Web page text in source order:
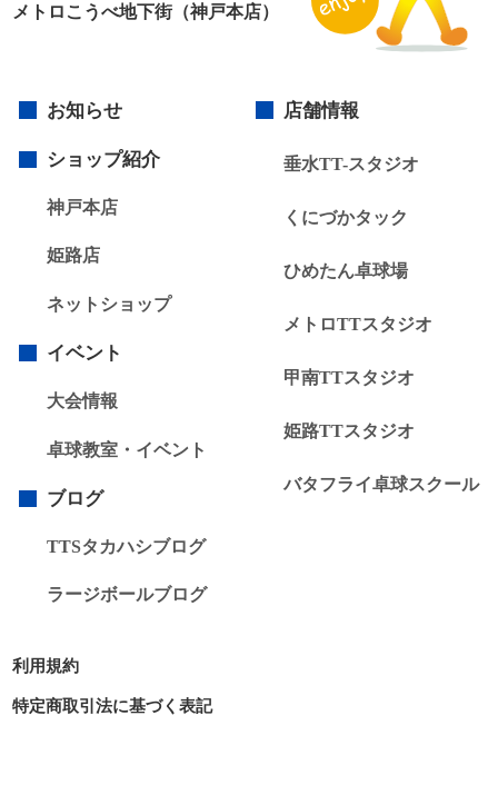
メトロこうべ地下街（神戸本店）
お知らせ
ショップ紹介
神戸本店
姫路店
ネットショップ
イベント
大会情報
卓球教室・イベント
ブログ
TTSタカハシブログ
ラージボールブログ
店舗情報
垂⽔TT-スタジオ
くにづかタック
ひめたん卓球場
メトロTTスタジオ
甲南TTスタジオ
姫路TTスタジオ
バタフライ卓球スクール
利用規約
特定商取引法に基づく表記